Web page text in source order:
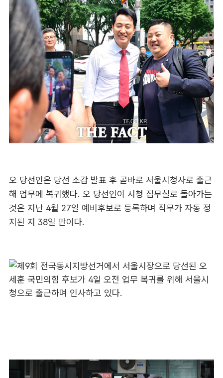
오 당선인은 당선 소감 발표 후 곧바로 서울시청사로 출근
해 업무에 복귀했다. 오 당선인이 시청 집무실로 돌아가는
것은 지난 4월 27일 예비후보로 등록하며 직무가 자동 정
지된 지 38일 만이다.